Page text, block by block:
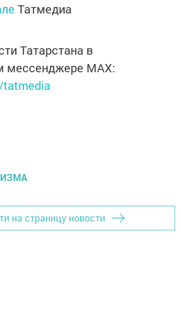
Татмедиа
Татарстана в
мессенджере MАХ:
на страницу новости